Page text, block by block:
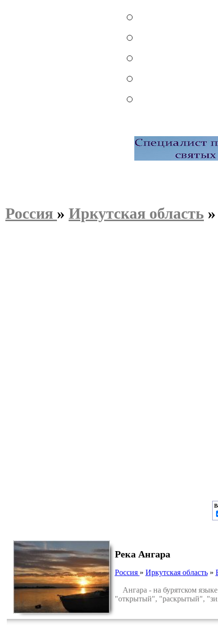
Россия » Иркутская область
Река Ангара
Россия » Иркутская область»
Ангара - на бурятском языке
"открытый", "раскрытый",